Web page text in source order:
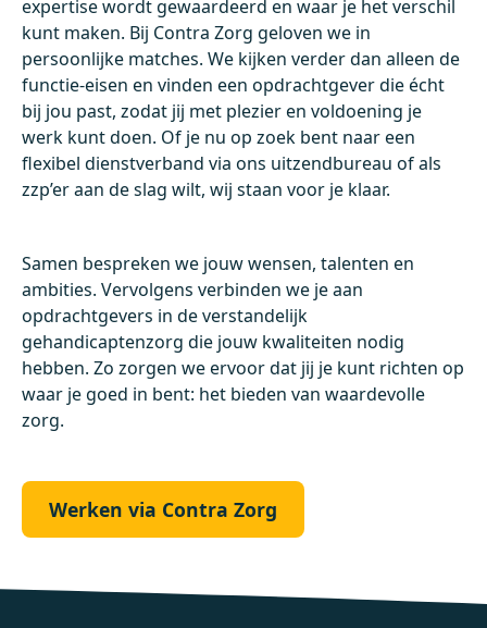
expertise wordt gewaardeerd en waar je het verschil
kunt maken. Bij Contra Zorg geloven we in
persoonlijke matches. We kijken verder dan alleen de
functie-eisen en vinden een opdrachtgever die écht
bij jou past, zodat jij met plezier en voldoening je
werk kunt doen. Of je nu op zoek bent naar een
flexibel dienstverband via ons uitzendbureau of als
zzp’er aan de slag wilt, wij staan voor je klaar.
Samen bespreken we jouw wensen, talenten en
ambities. Vervolgens verbinden we je aan
opdrachtgevers in de verstandelijk
gehandicaptenzorg die jouw kwaliteiten nodig
hebben. Zo zorgen we ervoor dat jij je kunt richten op
waar je goed in bent: het bieden van waardevolle
zorg.
Werken via Contra Zorg